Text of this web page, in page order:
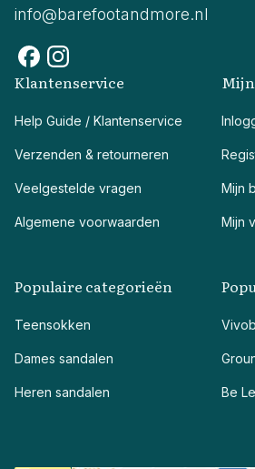
info@barefootandmore.nl
Klantenservice
Help Guide / Klantenservice
Verzenden & retourneren
Veelgestelde vragen
Algemene voorwaarden
Mijn
Mijn
Populaire categorieën
Teensokken
Dames sandalen
Heren sandalen Be